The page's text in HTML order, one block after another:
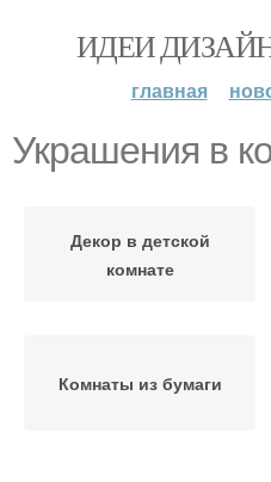
ИДЕИ
главная
Украшения в
Декор в детской
комнате
Комнаты из бумаги